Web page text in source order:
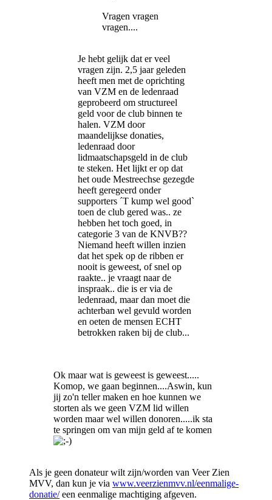
Vragen vragen
vragen....
Je hebt gelijk dat er veel
vragen zijn. 2,5 jaar geleden
heeft men met de oprichting
van VZM en de ledenraad
geprobeerd om structureel
geld voor de club binnen te
halen. VZM door
maandelijkse donaties,
ledenraad door
lidmaatschapsgeld in de club
te steken. Het lijkt er op dat
het oude Mestreechse gezegde
heeft geregeerd onder
supporters ´T kump wel good`
toen de club gered was.. ze
hebben het toch goed, in
categorie 3 van de KNVB??
Niemand heeft willen inzien
dat het spek op de ribben er
nooit is geweest, of snel op
raakte.. je vraagt naar de
inspraak.. die is er via de
ledenraad, maar dan moet die
achterban wel gevuld worden
en oeten de mensen ECHT
betrokken raken bij de club...
Ok maar wat is geweest is geweest.....
Komop, we gaan beginnen....Aswin, kun
jij zo'n teller maken en hoe kunnen we
storten als we geen VZM lid willen
worden maar wel willen donoren.....ik sta
te springen om van mijn geld af te komen
Als je geen donateur wilt zijn/worden van Veer Zien
MVV, dan kun je via www.veerzienmvv.nl/eenmalige-
donatie/een eenmalige machtiging afgeven.